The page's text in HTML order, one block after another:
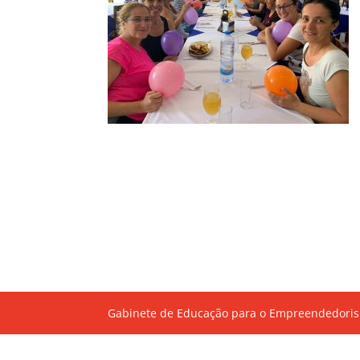
Gabinete de Educação para o